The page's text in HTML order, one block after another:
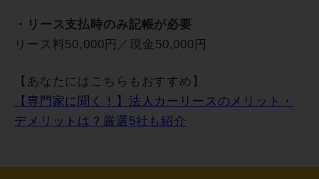
・リース支払時のみ記帳が必要
リース料50,000円／現金50,000円
【あなたにはこちらもおすすめ】
【専門家に聞く！】法人カーリースのメリット・
デメリットは？厳選5社も紹介